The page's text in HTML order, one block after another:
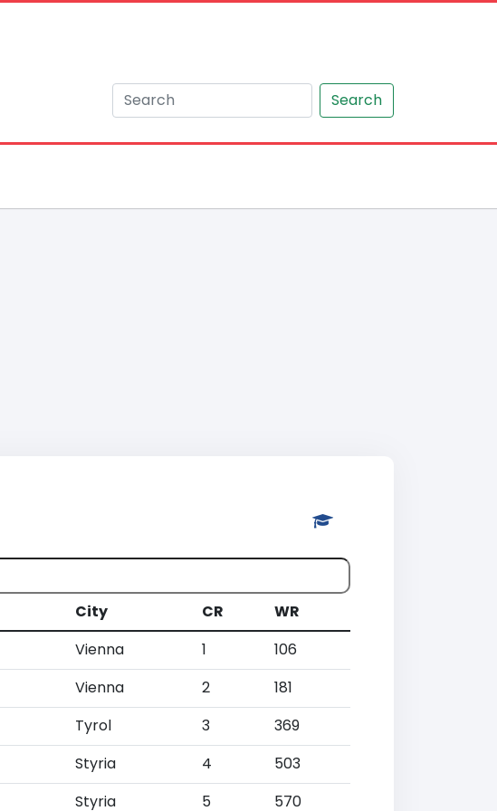
Search
City CR
WR
Vienna 1
106
Vienna 2
181
Tyrol 3
369
Styria 4
503
Styria 5 570